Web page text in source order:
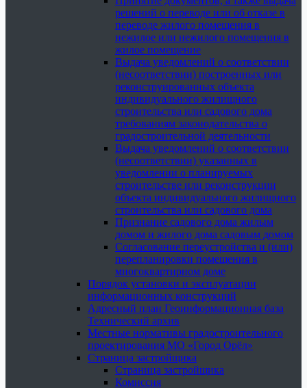
решений о переводе или об отказе в
переводе жилого помещения в
нежилое или нежилого помещения в
жилое помещение
Выдача уведомлений о соответствии
(несоответствии) построенных или
реконструированных объекта
индивидуального жилищного
строительства или садового дома
требованиям законодательства о
градостроительной деятельности
Выдача уведомлений о соответствии
(несоответствии) указанных в
уведомлении о планируемых
строительстве или реконструкции
объекта индивидуального жилищного
строительства или садового дома
Признание садового дома жилым
домом и жилого дома садовым домом
Согласование переустройства и (или)
перепланировки помещения в
многоквартирном доме
Порядок установки и эксплуатации
информационных конструкций
Адресный план Геоинформационная база
Технический архив
Местные нормативы градостроительного
проектирования МО «Город Орёл»
Страница застройщика
Страница застройщика
Комиссия